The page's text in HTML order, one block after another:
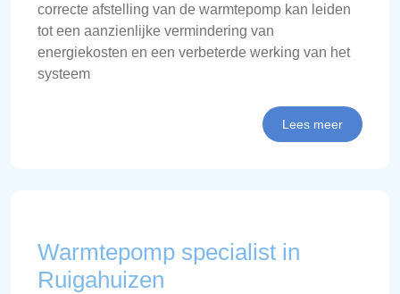
correcte afstelling van de warmtepomp kan leiden
tot een aanzienlijke vermindering van
energiekosten en een verbeterde werking van het
systeem
Lees meer
Warmtepomp specialist in
Ruigahuizen